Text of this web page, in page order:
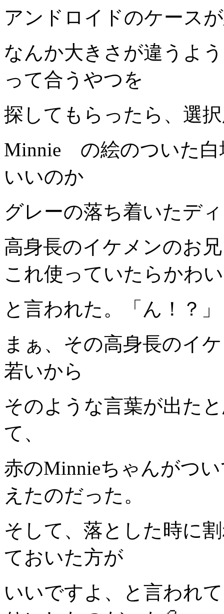
アンドロイドのケース
なんか大きさが違うよ
って合うやつを
探してもらったら、選
Minnie の絵のついた白
いいのか
グレーの落ち着いたデ
高身長のイケメンのお
これ使っていたらかわ
と言われた。「ん！？」
まぁ、その高身長のイ
若いから
そのような言葉が出た
て、
赤のMinnieちゃんがつ
えたのだった。
そして、落とした時に
ておいた方が
いいですよ、と言われ